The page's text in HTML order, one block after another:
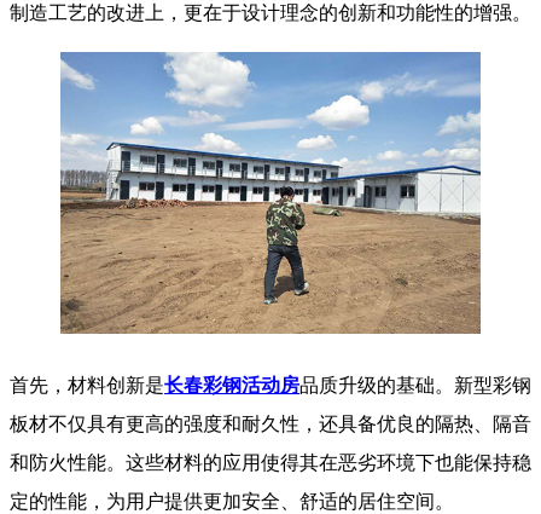
制造工艺的改进上，更在于设计理念的创新和功能性的增强。
首先，材料创新是长春彩钢活动房品质升级的基础。新型彩钢
板材不仅具有更高的强度和耐久性，还具备优良的隔热、隔音
和防火性能。这些材料的应用使得其在恶劣环境下也能保持稳
定的性能，为用户提供更加安全、舒适的居住空间。